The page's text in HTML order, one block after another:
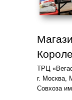
ТРЦ
г. Москва,
Совхоза